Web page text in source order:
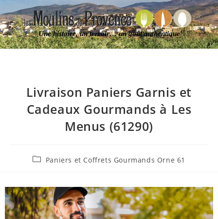
Une histoire, un terroir… un goût authentique
Livraison Paniers Garnis et
Cadeaux Gourmands à Les
Menus (61290)
Paniers et Coffrets Gourmands Orne 61